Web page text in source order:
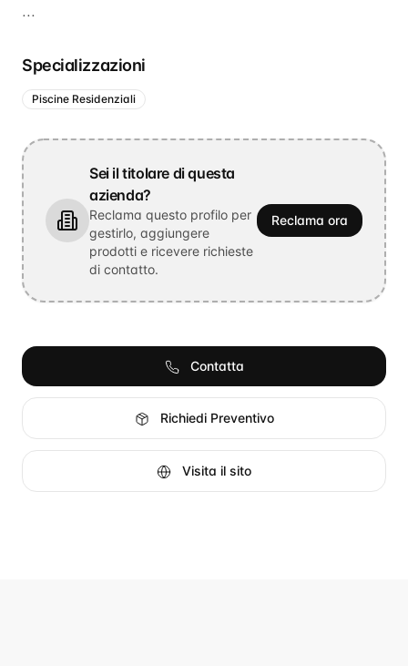
...
Specializzazioni
Piscine Residenziali
Sei il titolare di questa
azienda?
Reclama questo profilo per
gestirlo, aggiungere
prodotti e ricevere richieste
di contatto.
Reclama ora
Contatta
Richiedi Preventivo
Visita il sito